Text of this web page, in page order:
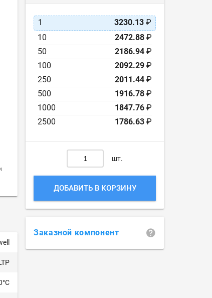
1 3230.13 ₽
10
2472.88 ₽
50
2186.94 ₽
100
2092.29 ₽
250
2011.44 ₽
500
1916.78 ₽
1000
1847.76 ₽
2500
1786.63 ₽
шт.
ДОБАВИТЬ В КОРЗИНУ
Заказной компонент